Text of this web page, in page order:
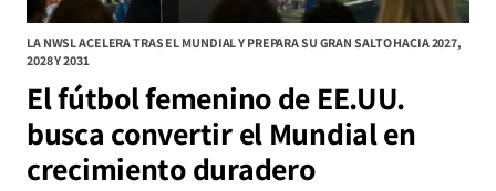
LA NWSL ACELERA TRAS EL MUNDIAL Y PREPARA SU GRAN SALTO HACIA 2027,
2028 Y 2031
El fútbol femenino de EE.UU.
busca convertir el Mundial en
crecimiento duradero